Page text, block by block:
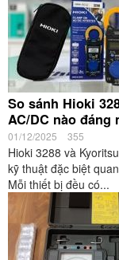
So sánh Hioki
AC/DC nào đáng
01/12/2025 355
Hioki 3288 và
kỹ thuật đặc biệt
Mỗi thiết bị đều có...